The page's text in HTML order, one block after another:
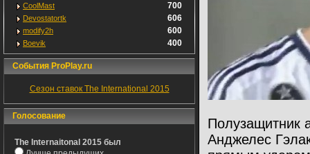
CoolMast 700
Devostatortk 606
modify2h 600
Boevik 400
События ProPlay.ru
Сезон ставок The International 2015
Голосование
The Internaitonal 2015 был
Полузащитник
Анджелес